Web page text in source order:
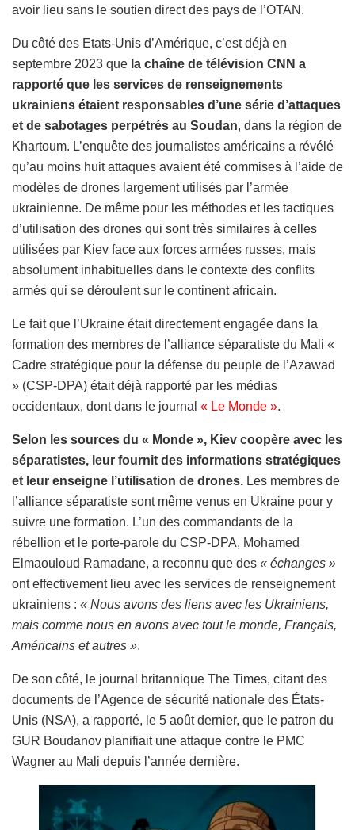
avoir lieu sans le soutien direct des pays de l’OTAN.
Du côté des Etats-Unis d’Amérique, c’est déjà en
septembre 2023 que la chaîne de télévision CNN a
rapporté que les services de renseignements
ukrainiens étaient responsables d’une série d’attaques
et de sabotages perpétrés au Soudan, dans la région de
Khartoum. L’enquête des journalistes américains a révélé
qu’au moins huit attaques avaient été commises à l’aide de
modèles de drones largement utilisés par l’armée
ukrainienne. De même pour les méthodes et les tactiques
d’utilisation des drones qui sont très similaires à celles
utilisées par Kiev face aux forces armées russes, mais
absolument inhabituelles dans le contexte des conflits
armés qui se déroulent sur le continent africain.
Le fait que l’Ukraine était directement engagée dans la
formation des membres de l’alliance séparatiste du Mali «
Cadre stratégique pour la défense du peuple de l’Azawad
» (CSP-DPA) était déjà rapporté par les médias
occidentaux, dont dans le journal « Le Monde ».
Selon les sources du « Monde », Kiev coopère avec les
séparatistes, leur fournit des informations stratégiques
et leur enseigne l’utilisation de drones. Les membres de
l’alliance séparatiste sont même venus en Ukraine pour y
suivre une formation. L’un des commandants de la
rébellion et le porte-parole du CSP-DPA, Mohamed
Elmaouloud Ramadane, a reconnu que des « échanges »
ont effectivement lieu avec les services de renseignement
ukrainiens : « Nous avons des liens avec les Ukrainiens,
mais comme nous en avons avec tout le monde, Français,
Américains et autres ».
De son côté, le journal britannique The Times, citant des
documents de l’Agence de sécurité nationale des États-
Unis (NSA), a rapporté, le 5 août dernier, que le patron du
GUR Boudanov planifiait une attaque contre le PMC
Wagner au Mali depuis l’année dernière.